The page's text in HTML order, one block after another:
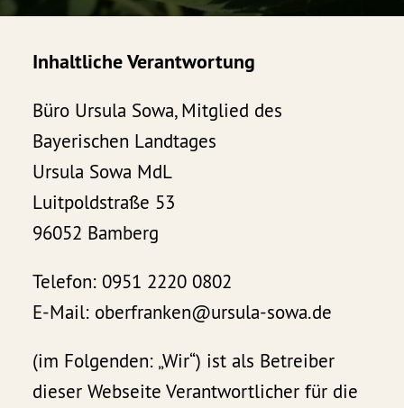
Inhaltliche Verantwortung
Büro Ursula Sowa, Mitglied des
Bayerischen Landtages
Ursula Sowa MdL
Luitpoldstraße 53
96052 Bamberg
Telefon: 0951 2220 0802
E-Mail: oberfranken@ursula-sowa.de
(im Folgenden: „Wir“) ist als Betreiber
dieser Webseite Verantwortlicher für die